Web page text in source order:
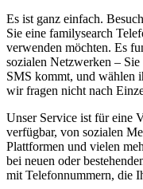
Es ist ganz einfach.
Sie eine familysearch
verwenden möchten. Es
sozialen Netzwerken –
SMS kommt, und wählen
wir fragen nicht nach
Unser Service ist für eine
verfügbar, von sozialen
Plattformen und vielen
bei neuen oder
mit Telefonnummern, die